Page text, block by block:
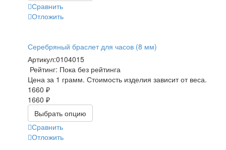
Сравнить
Отложить
Серебряный браслет для часов (8 мм)
Артикул:0104015
Рейтинг: Пока без рейтинга
Цена за 1 грамм. Стоимость изделия зависит от веса.
1660 ₽
1660 ₽
Выбрать опцию
Сравнить
Отложить